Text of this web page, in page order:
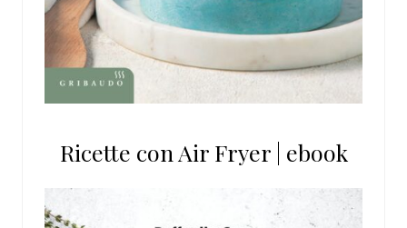
Ricette con Air Fryer | ebook